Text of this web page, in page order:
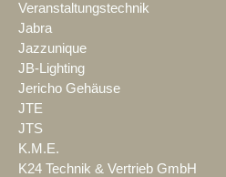
Veranstaltungstechnik
Jabra
Jazzunique
JB-Lighting
Jericho Gehäuse
JTE
JTS
K.M.E.
K24 Technik & Vertrieb GmbH